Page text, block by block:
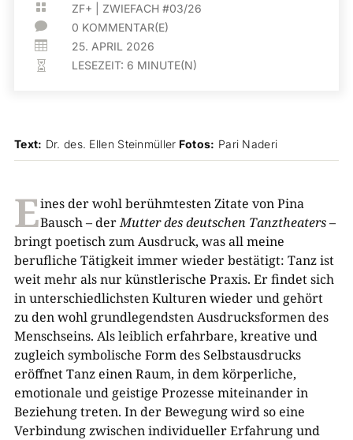
 ZF+ |ZWIEFACH #03/26
 0 KOMMENTAR(E)
 25. APRIL 2026
 LESEZEIT: 6 MINUTE(N)
Text: Dr. des. Ellen Steinmüller Fotos: Pari Naderi
Eines der wohl berühmtesten Zitate von Pina
Bausch – derMutter des deutschen Tanztheaters–
bringt poetisch zum Ausdruck, was all meine
berufliche Tätigkeit immer wieder bestätigt: Tanz ist
weit mehr als nur künstlerische Praxis. Er findet sich
in unterschiedlichsten Kulturen wieder und gehört
zu den wohl grundlegendsten Ausdrucksformen des
Menschseins. Als leiblich erfahrbare, kreative und
zugleich symbolische Form des Selbstausdrucks
eröffnet Tanz einen Raum, in dem körperliche,
emotionale und geistige Prozesse miteinander in
Beziehung treten. In der Bewegung wird so eine
Verbindung zwischen individueller Erfahrung und